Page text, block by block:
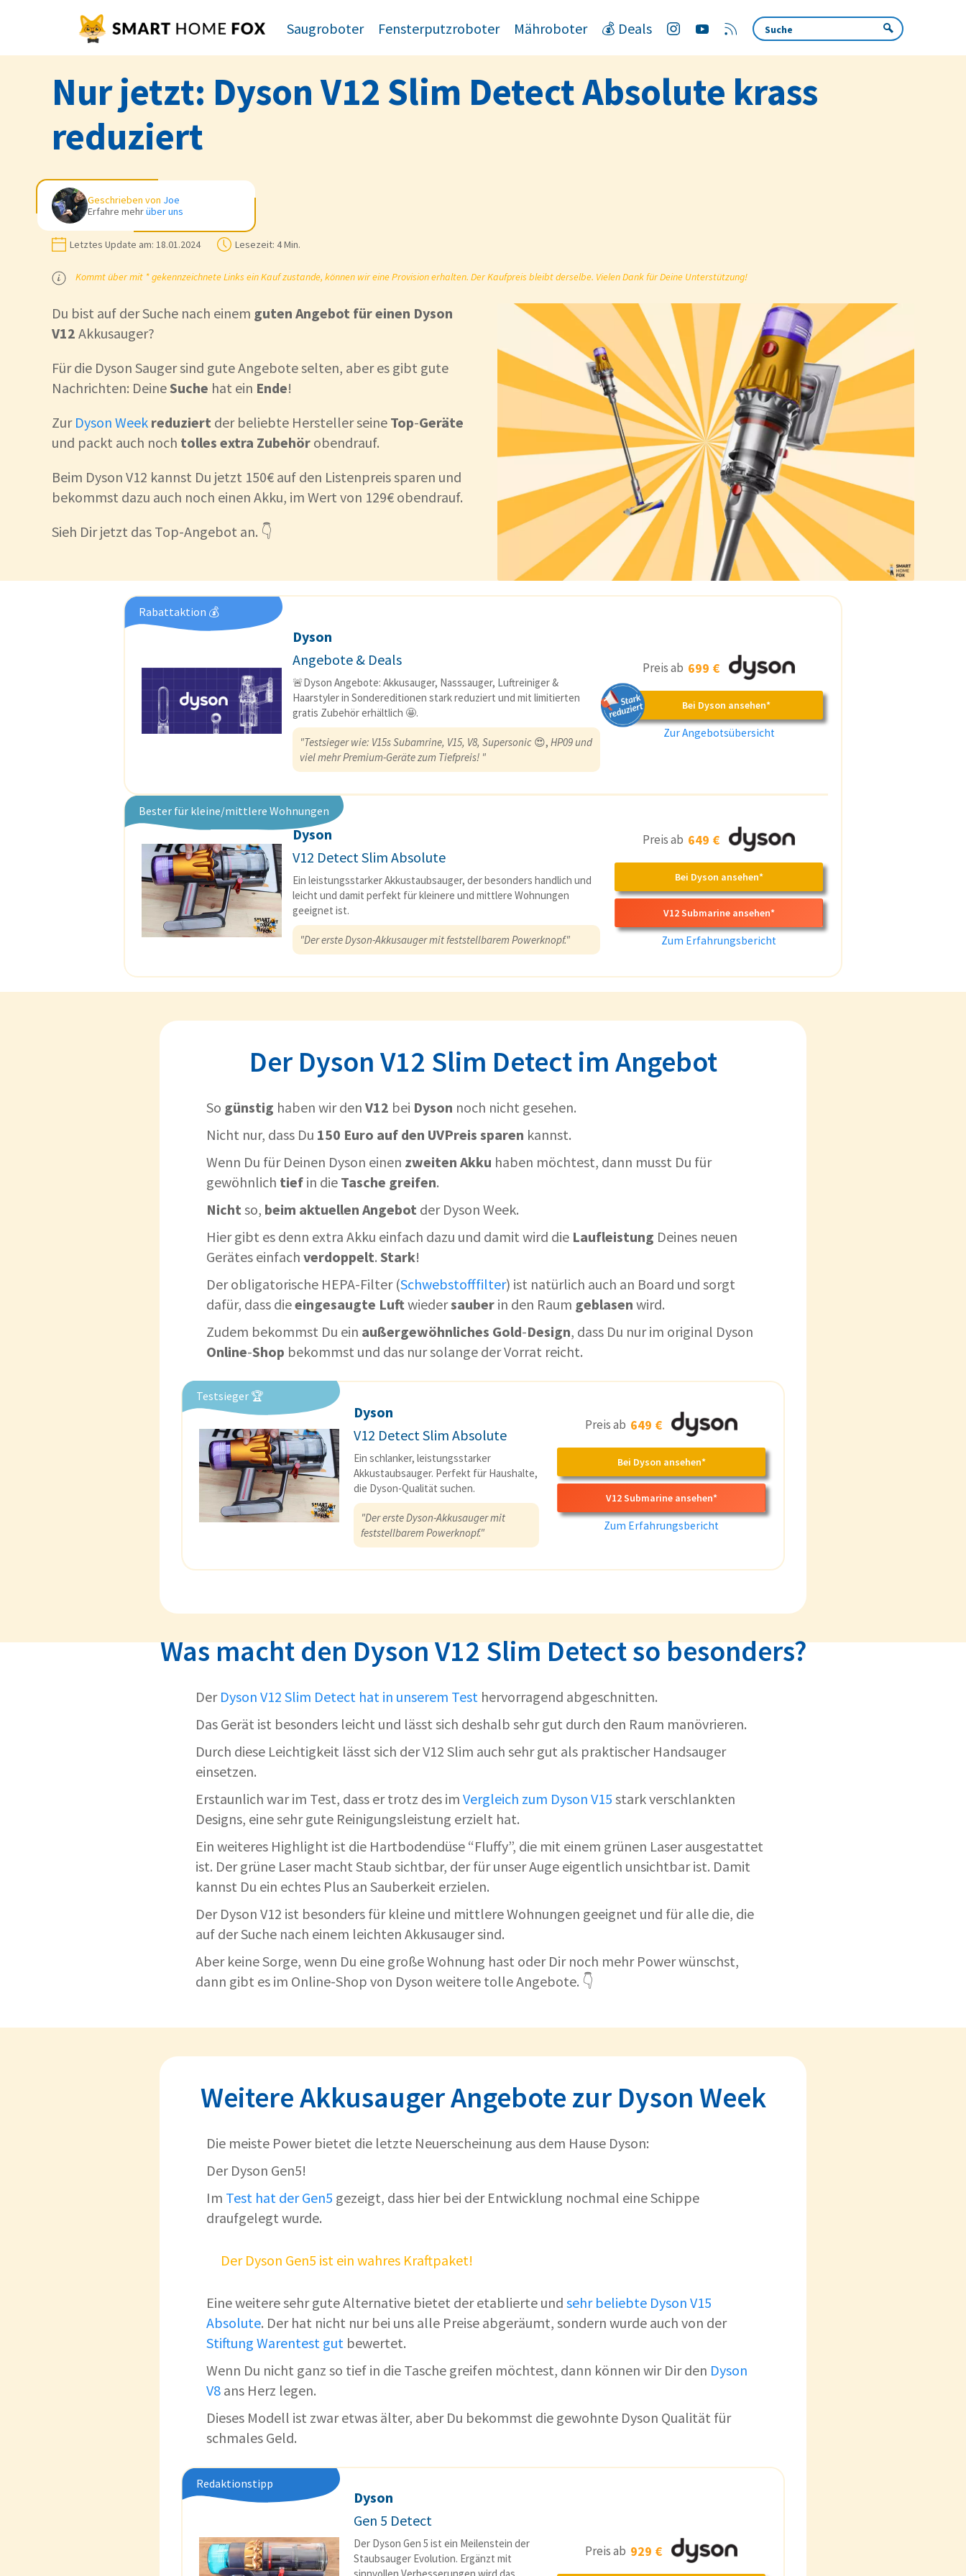
Saugroboter Fensterputzroboter Mähroboter 💰 Deals
Nur jetzt: Dyson V12 Slim Detect Absolute krass
reduziert
Geschrieben von Joe
Erfahre mehrüber uns
Letztes Update am: 18.01.2024 Lesezeit: 4 Min.
Kommt über mit * gekennzeichnete Links ein Kauf zustande, können wir eine Provision erhalten. Der Kaufpreis bleibt derselbe. Vielen Dank für Deine Unterstützung!
Du bist auf der Suche nach einem guten Angebot für einen Dyson
V12 Akkusauger?
Für die Dyson Sauger sind gute Angebote selten, aber es gibt gute
Nachrichten: DeineSuche hat ein Ende!
Zur Dyson Week reduziert der beliebte Hersteller seine Top-Geräte
und packt auch noch tolles extra Zubehör obendrauf.
Beim Dyson V12 kannst Du jetzt 150€ auf den Listenpreis sparen und
bekommst dazu auch noch einen Akku, im Wert von 129€ obendrauf.
Sieh Dir jetzt das Top-Angebot an. 👇
Rabattaktion 💰
Dyson
Angebote & Deals
🚨Dyson Angebote: Akkusauger, Nasssauger, Luftreiniger &
Haarstyler in Sondereditionen stark reduziert und mit limitierten
gratis Zubehör erhältlich 🤩.
"Testsieger wie: V15s Subamrine, V15, V8, Supersonic 😍, HP09 und
viel mehr Premium-Geräte zum Tiefpreis! "
Preis ab 699 €
Bei Dyson ansehen*
Zur Angebotsübersicht
Bester für kleine/mittlere Wohnungen
Dyson
V12 Detect Slim Absolute
Ein leistungsstarker Akkustaubsauger, der besonders handlich und
leicht und damit perfekt für kleinere und mittlere Wohnungen
geeignet ist.
"Der erste Dyson-Akkusauger mit feststellbarem Powerknopf."
Preis ab 649 €
Bei Dyson ansehen*
V12 Submarine ansehen*
Zum Erfahrungsbericht
Der Dyson V12 Slim Detect im Angebot
So günstig haben wir den V12 bei Dyson noch nicht gesehen.
Nicht nur, dass Du 150 Euro auf den UVPreis sparen kannst.
Wenn Du für Deinen Dyson einen zweiten Akku haben möchtest, dann musst Du für
gewöhnlich tief in die Tasche greifen.
Nicht so, beim aktuellen Angebot der Dyson Week.
Hier gibt es denn extra Akku einfach dazu und damit wird die Laufleistung Deines neuen
Gerätes einfach verdoppelt. Stark!
Der obligatorische HEPA-Filter (Schwebstofffilter) ist natürlich auch an Board und sorgt
dafür, dass dieeingesaugte Luftwiedersauber in den Raum geblasen wird.
Zudem bekommst Du ein außergewöhnliches Gold-Design, dass Du nur im original Dyson
Online-Shop bekommst und das nur solange der Vorrat reicht.
Testsieger 🏆
Dyson
V12 Detect Slim Absolute
Ein schlanker, leistungsstarker
Akkustaubsauger. Perfekt für Haushalte,
die Dyson-Qualität suchen.
"Der erste Dyson-Akkusauger mit
feststellbarem Powerknopf."
Preis ab 649 €
Bei Dyson ansehen*
V12 Submarine ansehen*
Zum Erfahrungsbericht
Was macht den Dyson V12 Slim Detect so besonders?
Der Dyson V12 Slim Detect hat in unserem Test hervorragend abgeschnitten.
Das Gerät ist besonders leicht und lässt sich deshalb sehr gut durch den Raum manövrieren.
Durch diese Leichtigkeit lässt sich der V12 Slim auch sehr gut als praktischer Handsauger
einsetzen.
Erstaunlich war im Test, dass er trotz des im Vergleich zum Dyson V15 stark verschlankten
Designs, eine sehr gute Reinigungsleistung erzielt hat.
Ein weiteres Highlight ist die Hartbodendüse “Fluffy”, die mit einem grünen Laser ausgestattet
ist. Der grüne Laser macht Staub sichtbar, der für unser Auge eigentlich unsichtbar ist. Damit
kannst Du ein echtes Plus an Sauberkeit erzielen.
Der Dyson V12 ist besonders für kleine und mittlere Wohnungen geeignet und für alle die, die
auf der Suche nach einem leichten Akkusauger sind.
Aber keine Sorge, wenn Du eine große Wohnung hast oder Dir noch mehr Power wünschst,
dann gibt es im Online-Shop von Dyson weitere tolle Angebote. 👇
Weitere Akkusauger Angebote zur Dyson Week
Die meiste Power bietet die letzte Neuerscheinung aus dem Hause Dyson:
Der Dyson Gen5!
Im Test hat der Gen5 gezeigt, dass hier bei der Entwicklung nochmal eine Schippe
draufgelegt wurde.
Der Dyson Gen5 ist ein wahres Kraftpaket!
Eine weitere sehr gute Alternative bietet der etablierte und sehr beliebte Dyson V15
Absolute. Der hat nicht nur bei uns alle Preise abgeräumt, sondern wurde auch von der
Stiftung Warentest gut bewertet.
Wenn Du nicht ganz so tief in die Tasche greifen möchtest, dann können wir Dir den Dyson
V8 ans Herz legen.
Dieses Modell ist zwar etwas älter, aber Du bekommst die gewohnte Dyson Qualität für
schmales Geld.
Redaktionstipp
Dyson
Gen 5 Detect
Der Dyson Gen 5 ist ein Meilenstein der
Staubsauger Evolution. Ergänzt mit
Preis ab 929 €